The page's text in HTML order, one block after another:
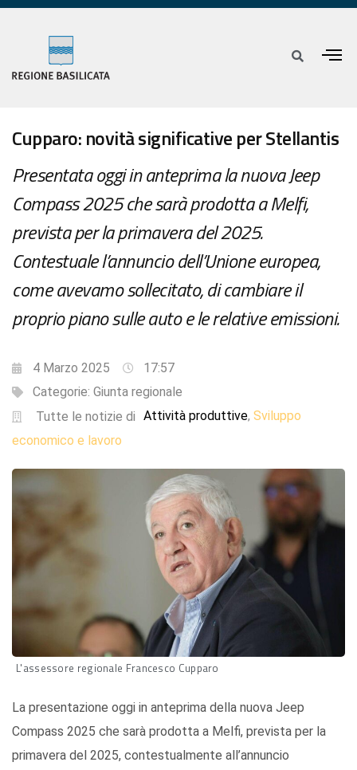
Cupparo: novità significative per Stellantis
Presentata oggi in anteprima la nuova Jeep
Compass 2025 che sarà prodotta a Melfi,
prevista per la primavera del 2025.
Contestuale l’annuncio dell’Unione europea,
come avevamo sollecitato, di cambiare il
proprio piano sulle auto e le relative emissioni.
4 Marzo 2025
17:57
Categorie: Giunta regionale
Tutte le notizie di Attività produttive, Sviluppo
economico e lavoro
L'assessore regionale Francesco Cupparo
La presentazione oggi in anteprima della nuova Jeep
Compass 2025 che sarà prodotta a Melfi, prevista per la
primavera del 2025, contestualmente all’annuncio